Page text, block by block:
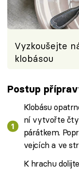
Vyzkoušejte
klobásou
Postup
Klobásu
ní vytvořte
párátkem.
vejcích a ve
K hrachu